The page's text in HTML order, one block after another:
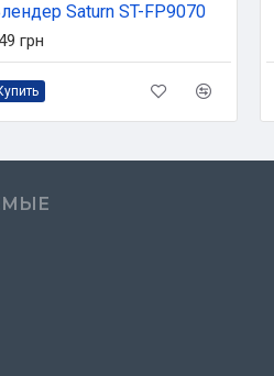
Saturn ST-FP9070
грн